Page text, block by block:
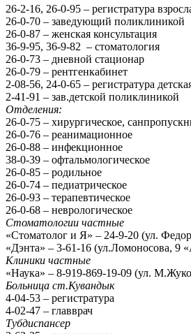
26-2-16, 26-0-95 – регистратура
26-0-70 – заведующий поликлиникой
26-0-87 – женская консультация
36-9-95, 36-9-82 – стоматология
26-0-73 – дневной стационар
26-0-79 – рентгенкабинет
2-08-56, 24-0-65 – регистратура
2-41-91 – зав.детской поликлиникой
Отделения:
26-0-75 – хирургическое,
26-0-76 – реанимационное
26-0-88 – инфекционное
38-0-39 – офтальмологическое
26-0-85 – родильное
26-0-74 – педиатрическое
26-0-93 – терапевтическое
26-0-68 – неврологическое
Стоматологии частные
«Стоматолог и Я» – 24-9-20 (ул.
«Дэнта» – 3-61-16 (ул.Ломоносова, 9
Клиники частные
«Наука» – 8-919-869-19-09 (ул.
Больница ст.Кувандык
4-04-53 – регистратура
4-02-47 – главврач
Тубдиспансер